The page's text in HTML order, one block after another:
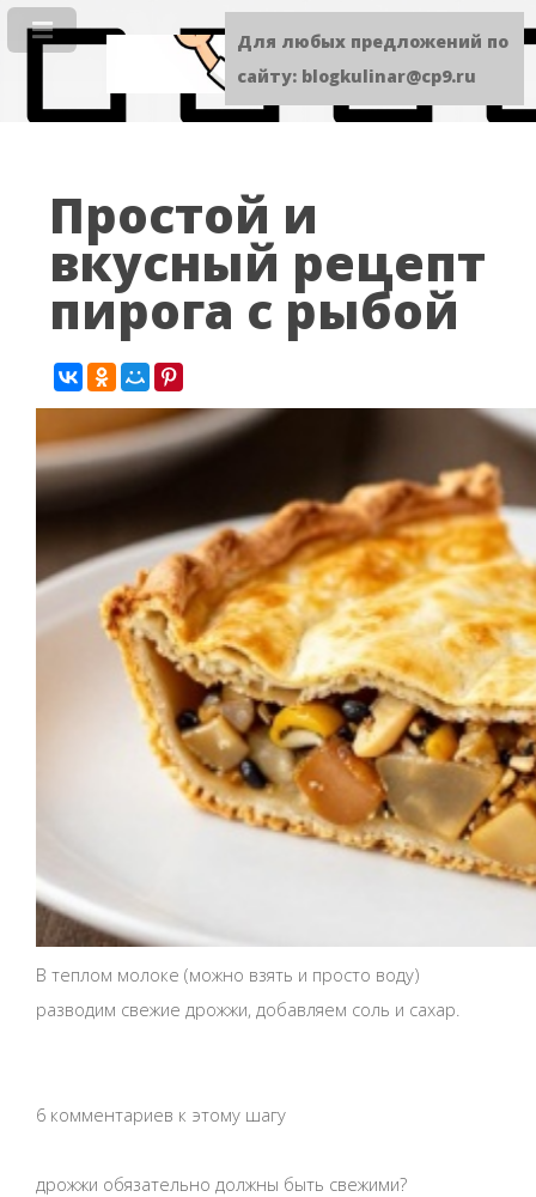
Простой и
вкусный рецепт
пирога с рыбой
В теплом молоке (можно взять и просто воду)
разводим свежие дрожжи, добавляем соль и сахар.
6 комментариев к этому шагу
дрожжи обязательно должны быть свежими?
Для любых предложений по
сайту: blogkulinar@cp9.ru